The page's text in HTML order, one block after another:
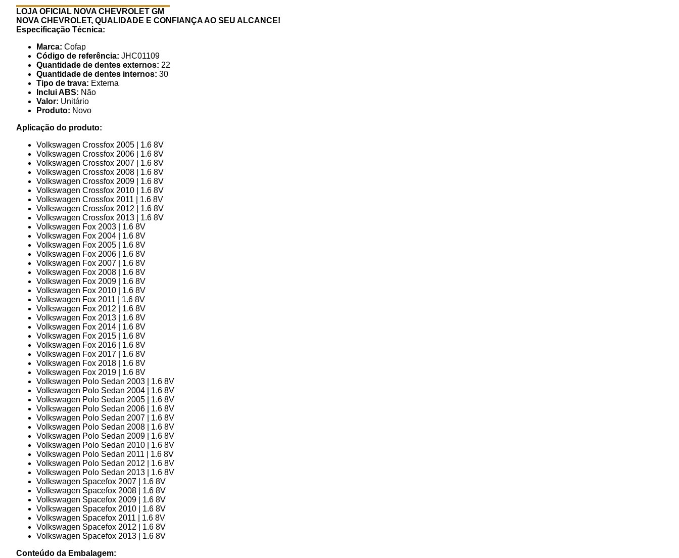
LOJA OFICIAL NOVA CHEVROLET GM
NOVA CHEVROLET, QUALIDADE E CONFIANÇA AO SEU ALCANCE!
Especificação Técnica:
Marca: Cofap
Código de referência: JHC01109
Quantidade de dentes externos: 22
Quantidade de dentes internos: 30
Tipo de trava: Externa
Inclui ABS: Não
Valor: Unitário
Produto: Novo
Aplicação do produto:
Volkswagen Crossfox 2005 | 1.6 8V
Volkswagen Crossfox 2006 | 1.6 8V
Volkswagen Crossfox 2007 | 1.6 8V
Volkswagen Crossfox 2008 | 1.6 8V
Volkswagen Crossfox 2009 | 1.6 8V
Volkswagen Crossfox 2010 | 1.6 8V
Volkswagen Crossfox 2011 | 1.6 8V
Volkswagen Crossfox 2012 | 1.6 8V
Volkswagen Crossfox 2013 | 1.6 8V
Volkswagen Fox 2003 | 1.6 8V
Volkswagen Fox 2004 | 1.6 8V
Volkswagen Fox 2005 | 1.6 8V
Volkswagen Fox 2006 | 1.6 8V
Volkswagen Fox 2007 | 1.6 8V
Volkswagen Fox 2008 | 1.6 8V
Volkswagen Fox 2009 | 1.6 8V
Volkswagen Fox 2010 | 1.6 8V
Volkswagen Fox 2011 | 1.6 8V
Volkswagen Fox 2012 | 1.6 8V
Volkswagen Fox 2013 | 1.6 8V
Volkswagen Fox 2014 | 1.6 8V
Volkswagen Fox 2015 | 1.6 8V
Volkswagen Fox 2016 | 1.6 8V
Volkswagen Fox 2017 | 1.6 8V
Volkswagen Fox 2018 | 1.6 8V
Volkswagen Fox 2019 | 1.6 8V
Volkswagen Polo Sedan 2003 | 1.6 8V
Volkswagen Polo Sedan 2004 | 1.6 8V
Volkswagen Polo Sedan 2005 | 1.6 8V
Volkswagen Polo Sedan 2006 | 1.6 8V
Volkswagen Polo Sedan 2007 | 1.6 8V
Volkswagen Polo Sedan 2008 | 1.6 8V
Volkswagen Polo Sedan 2009 | 1.6 8V
Volkswagen Polo Sedan 2010 | 1.6 8V
Volkswagen Polo Sedan 2011 | 1.6 8V
Volkswagen Polo Sedan 2012 | 1.6 8V
Volkswagen Polo Sedan 2013 | 1.6 8V
Volkswagen Spacefox 2007 | 1.6 8V
Volkswagen Spacefox 2008 | 1.6 8V
Volkswagen Spacefox 2009 | 1.6 8V
Volkswagen Spacefox 2010 | 1.6 8V
Volkswagen Spacefox 2011 | 1.6 8V
Volkswagen Spacefox 2012 | 1.6 8V
Volkswagen Spacefox 2013 | 1.6 8V
Conteúdo da Embalagem: